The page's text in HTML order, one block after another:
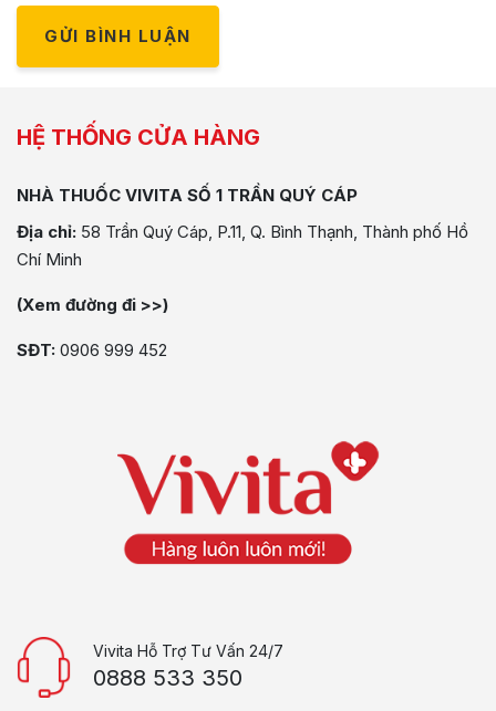
GỬI BÌNH LUẬN
HỆ THỐNG CỬA HÀNG
NHÀ THUỐC VIVITA SỐ 1 TRẦN QUÝ CÁP
Địa chỉ: 58 Trần Quý Cáp, P.11, Q. Bình Thạnh, Thành phố Hồ
Chí Minh
(Xem đường đi >>)
SĐT: 0906 999 452
Vivita Hỗ Trợ Tư Vấn 24/7
0888 533 350